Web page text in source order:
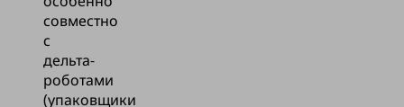
совместно
с
дельта-
роботами
(упаковщики